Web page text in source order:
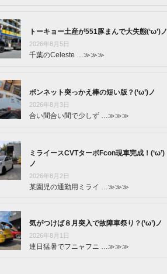
トーキョー土産が551豚まんで大失態(‘ω’)ノ
2026年8月5日
千葉のCeleste …≫≫≫
ボンネット突っかえ棒の短い版？(‘ω’)ノ
2026年8月3日
合い間合い間で少しず …≫≫≫
ミライースCVTターボFcon現車完成！(‘ω’)
ノ
2026年8月2日
某園児の通勤用ミライ …≫≫≫
気がつけば８月突入で故障車祭り？(‘ω’)ノ
2026年8月1日
連日猛暑でフニャフニ …≫≫≫